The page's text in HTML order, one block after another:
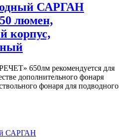
САРГАН
люмен,
корпус,
650лм рекомендуется для
дополнительного фонаря
фонаря для подводного